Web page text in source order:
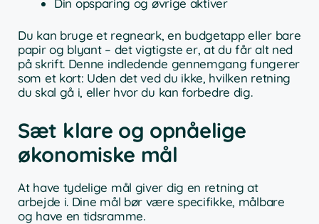
Din opsparing og øvrige aktiver
Du kan bruge et regneark, en budgetapp eller bare
papir og blyant – det vigtigste er, at du får alt ned
på skrift. Denne indledende gennemgang fungerer
som et kort: Uden det ved du ikke, hvilken retning
du skal gå i, eller hvor du kan forbedre dig.
Sæt klare og opnåelige
økonomiske mål
At have tydelige mål giver dig en retning at
arbejde i. Dine mål bør være specifikke, målbare
og have en tidsramme.